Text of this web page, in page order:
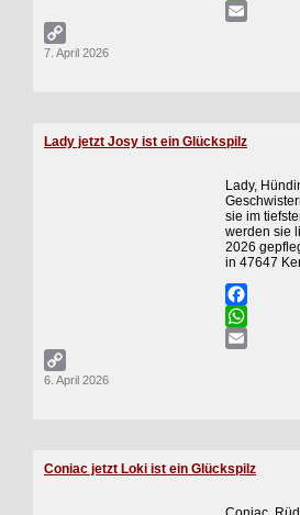
WhatsApp
Email
Copy
7. April 2026
Lady jetzt Josy ist ein Glückspilz
Lady,
sie im
werden sie
2026
in 47647
Facebook
WhatsApp
Email
Copy
6. April 2026
Coniac jetzt Loki ist ein Glückspilz